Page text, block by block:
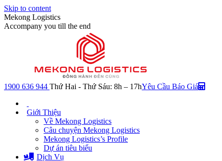
Skip to content
Mekong Logistics
Accompany you till the end
1900 636 944 Thứ Hai - Thứ Sáu: 8h – 17hYêu Cầu Báo Giá
Giới Thiệu
Về Mekong Logistics
Câu chuyện Mekong Logistics
Mekong Logistics’s Profile
Dự án tiêu biểu
Dịch Vụ